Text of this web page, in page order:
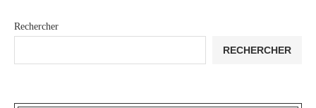
Rechercher
RECHERCHER